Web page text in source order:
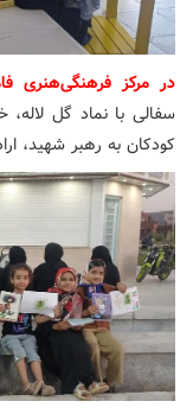
در مرکز فرهنگی‌هنری
سفالی با نماد گل
کودکان به رهبر شهید،